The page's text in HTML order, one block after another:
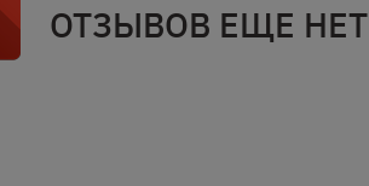
ОТЗЫВОВ ЕЩЕ НЕТ